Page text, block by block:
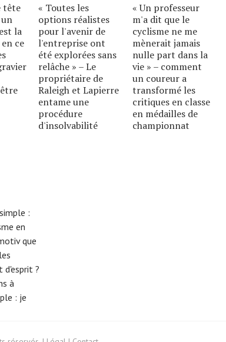
tête
la
ce
« Toutes les
options réalistes
pour l'avenir de
l'entreprise ont
été explorées sans
relâche » – Le
propriétaire de
Raleigh et Lapierre
entame une
procédure
d'insolvabilité
« Un professeur
m'a dit que le
cyclisme ne me
mènerait jamais
nulle part dans la
vie » – comment
un coureur a
transformé les
critiques en classe
en médailles de
championnat
:
en
que
d'esprit ?
à
: je